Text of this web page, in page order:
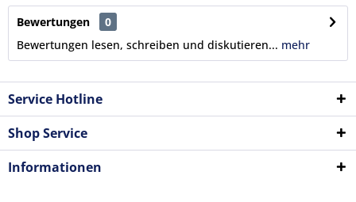
Bewertungen
0
Bewertungen lesen, schreiben und diskutieren... mehr
Service Hotline
Shop Service
Informationen